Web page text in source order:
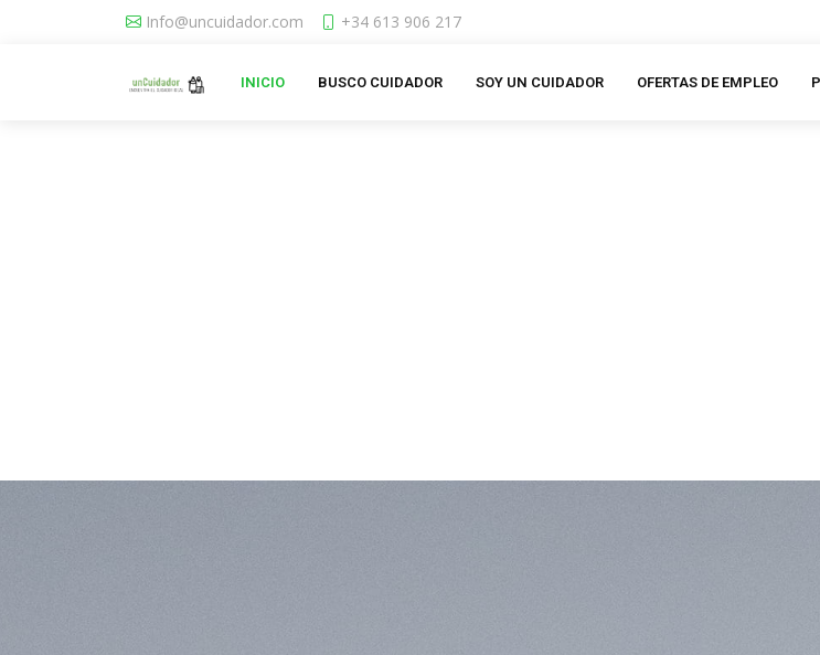
Info@uncuidador.com +34 613 906 217
INICIO BUSCO CUIDADOR SOY UN CUIDADOR OFERTAS DE EMPLEO